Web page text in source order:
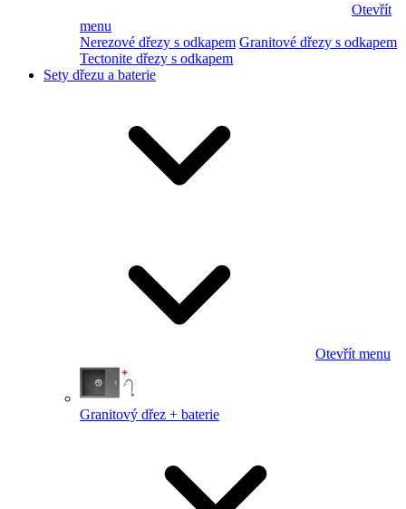
Otevřít
menu
Nerezové dřezy s odkapem Granitové dřezy s odkapem
Tectonite dřezy s odkapem
Sety dřezu a baterie
Otevřít menu
Granitový dřez + baterie